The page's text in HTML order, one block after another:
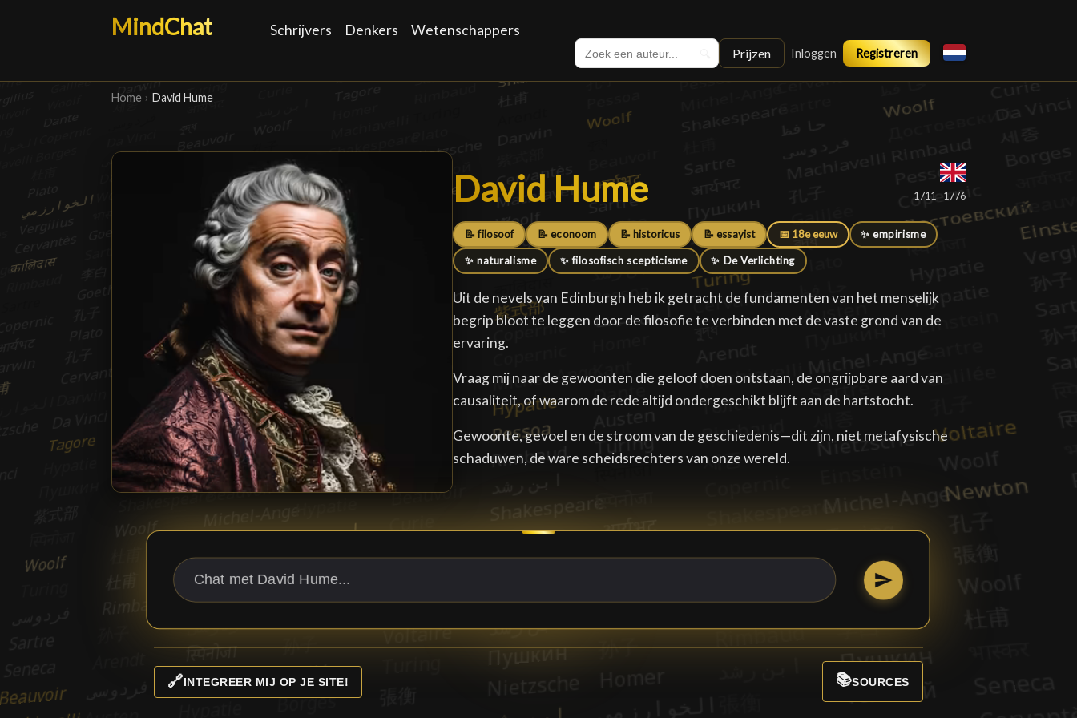
MindChat Schrijvers Denkers Wetenschappers
Prijzen Inloggen Registreren
Home › David Hume
David Hume
David Hume 1711 - 1776
📝 filosoof 📝 econoom 📝 historicus 📝 essayist 📅 18e eeuw ✨ empirisme
✨ naturalisme ✨ filosofisch scepticisme ✨ De Verlichting
Uit de nevels van Edinburgh heb ik getracht de fundamenten van het menselijk
begrip bloot te leggen door de filosofie te verbinden met de vaste grond van de
ervaring.
Vraag mij naar de gewoonten die geloof doen ontstaan, de ongrijpbare aard van
causaliteit, of waarom de rede altijd ondergeschikt blijft aan de hartstocht.
Gewoonte, gevoel en de stroom van de geschiedenis—dit zijn, niet metafysische
schaduwen, de ware scheidsrechters van onze wereld.
🔗INTEGREER MIJ OP JE SITE! 📚SOURCES